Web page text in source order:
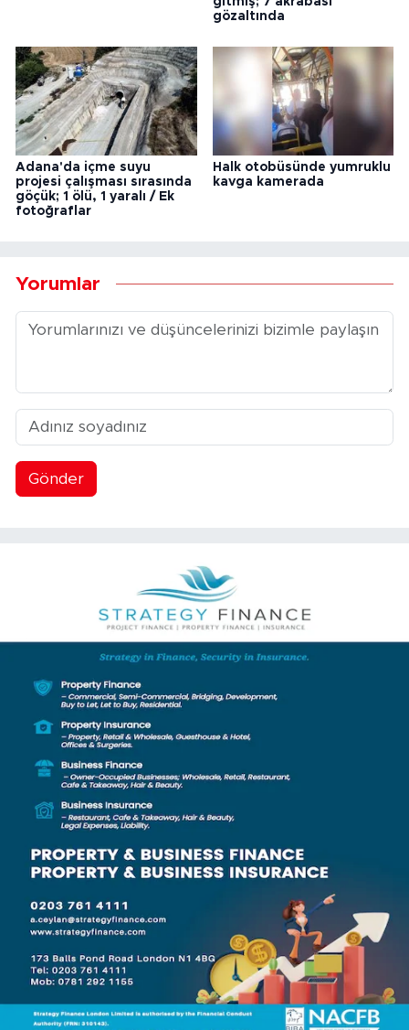
gözaltında
Adana'da içme suyu
projesi çalışması sırasında
göçük; 1 ölü, 1 yaralı / Ek
fotoğraflar
Halk otobüsünde yumruklu
kavga kamerada
Yorumlar
Gönder